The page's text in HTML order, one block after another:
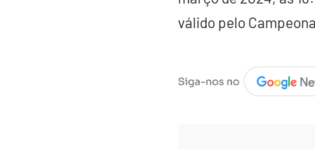
válido pelo